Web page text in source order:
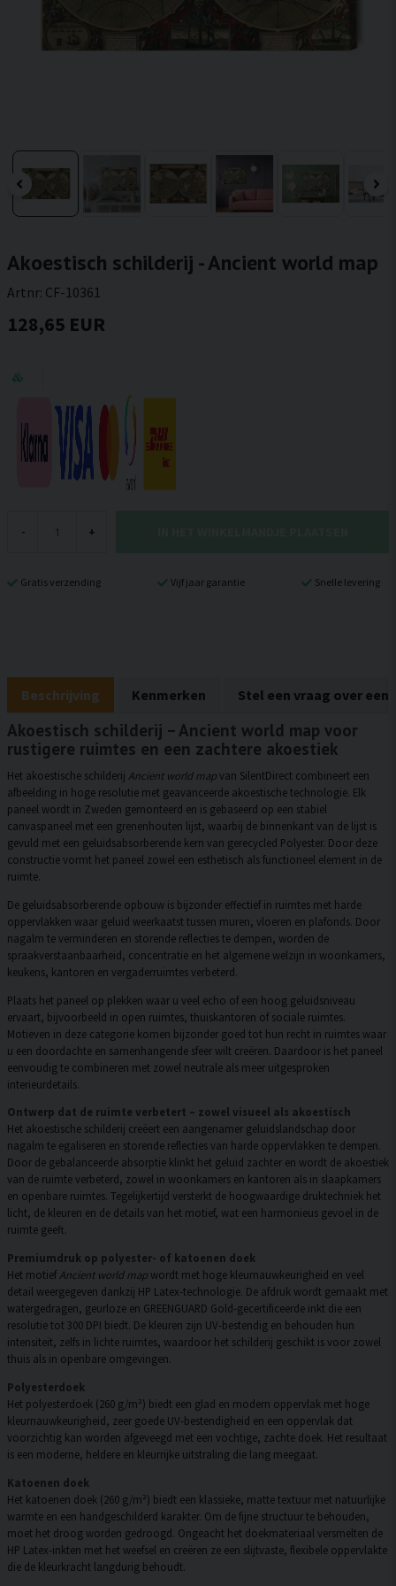
Akoestisch schilderij - Ancient world map
Artnr: CF-10361
128,65 EUR
- +
Gratis verzending Vijf jaar garantie Snelle levering
Beschrijving Kenmerken Stel een vraag over een
Akoestisch schilderij – Ancient world map voor
rustigere ruimtes en een zachtere akoestiek
Het akoestische schilderij Ancient world mapvan SilentDirect combineert een
afbeelding in hoge resolutie met geavanceerde akoestische technologie. Elk
paneel wordt in Zweden gemonteerd en is gebaseerd op een stabiel
canvaspaneel met een grenenhouten lijst, waarbij de binnenkant van de lijst is
gevuld met een geluidsabsorberende kern van gerecycled Polyester. Door deze
constructie vormt het paneel zowel een esthetisch als functioneel element in de
ruimte.
De geluidsabsorberende opbouw is bijzonder effectief in ruimtes met harde
oppervlakken waar geluid weerkaatst tussen muren, vloeren en plafonds. Door
nagalm te verminderen en storende reflecties te dempen, worden de
spraakverstaanbaarheid, concentratie en het algemene welzijn in woonkamers,
keukens, kantoren en vergaderruimtes verbeterd.
Plaats het paneel op plekken waar u veel echo of een hoog geluidsniveau
ervaart, bijvoorbeeld in open ruimtes, thuiskantoren of sociale ruimtes.
Motieven in deze categorie komen bijzonder goed tot hun recht in ruimtes waar
u een doordachte en samenhangende sfeer wilt creëren. Daardoor is het paneel
eenvoudig te combineren met zowel neutrale als meer uitgesproken
interieurdetails.
Ontwerp dat de ruimte verbetert – zowel visueel als akoestisch
Het akoestische schilderij creëert een aangenamer geluidslandschap door
nagalm te egaliseren en storende reflecties van harde oppervlakken te dempen.
Door de gebalanceerde absorptie klinkt het geluid zachter en wordt de akoestiek
van de ruimte verbeterd, zowel in woonkamers en kantoren als in slaapkamers
en openbare ruimtes. Tegelijkertijd versterkt de hoogwaardige druktechniek het
licht, de kleuren en de details van het motief, wat een harmonieus gevoel in de
ruimte geeft.
Premiumdruk op polyester- of katoenen doek
Het motiefAncient world map wordt met hoge kleurnauwkeurigheid en veel
detail weergegeven dankzij HP Latex-technologie. De afdruk wordt gemaakt met
watergedragen, geurloze en GREENGUARD Gold-gecertificeerde inkt die een
resolutie tot 300 DPI biedt. De kleuren zijn UV-bestendig en behouden hun
intensiteit, zelfs in lichte ruimtes, waardoor het schilderij geschikt is voor zowel
thuis als in openbare omgevingen.
Polyesterdoek
Het polyesterdoek (260 g/m²) biedt een glad en modern oppervlak met hoge
kleurnauwkeurigheid, zeer goede UV-bestendigheid en een oppervlak dat
voorzichtig kan worden afgeveegd met een vochtige, zachte doek. Het resultaat
is een moderne, heldere en kleurrijke uitstraling die lang meegaat.
Katoenen doek
Het katoenen doek (260 g/m²) biedt een klassieke, matte textuur met natuurlijke
warmte en een handgeschilderd karakter. Om de fijne structuur te behouden,
moet het droog worden gedroogd. Ongeacht het doekmateriaal versmelten de
HP Latex-inkten met het weefsel en creëren ze een slijtvaste, flexibele oppervlakte
die de kleurkracht langdurig behoudt.